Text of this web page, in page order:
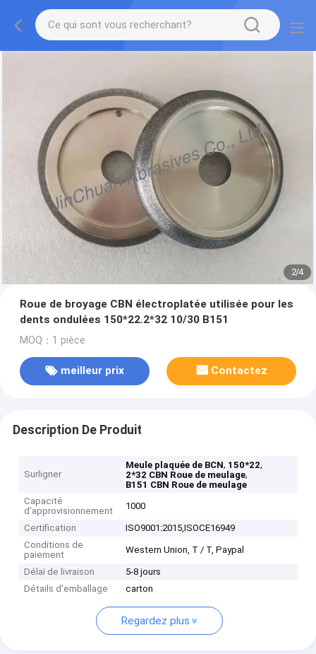
2/4
Roue de broyage CBN électroplatée utilisée pour les
dents ondulées 150*22.2*32 10/30 B151
MOQ：1 pièce
meilleur prix Contactez
Description De Produit
Surligner
Meule plaquée de BCN, 150*22,
2*32 CBN Roue de meulage,
B151 CBN Roue de meulage
Capacité
d'approvisionnement
1000
Certification
ISO9001:2015,ISOCE16949
Conditions de
paiement
Western Union, T / T, Paypal
Délai de livraison
5-8 jours
Détails d'emballage
carton
Regardez plus